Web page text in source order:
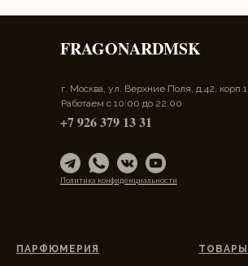
FRAGONARDMSK
+7 926 379 13 31
г. Москва, ул. Верхние Поля, д.42, корп.1
Работаем с 10:00 до 22:00
Политика конфиденциальности
ПАРФЮМЕРИЯ ТОВАРЫ